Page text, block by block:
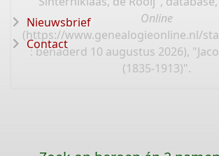
Online
(https://www.genealogieonline.nl/
: benaderd 10 augustus 2026),
(1835-1913)".
Nieuwsbrief
Contact